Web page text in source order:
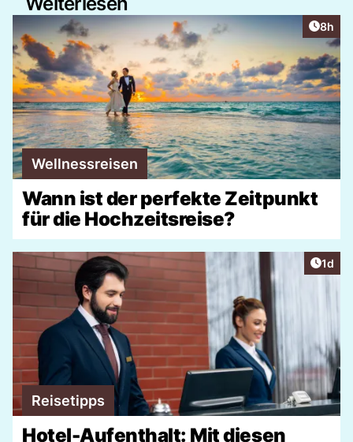
8h
Wellnessreisen
Wann ist der perfekte Zeitpunkt
für die Hochzeitsreise?
1d
Reisetipps
Hotel-Aufenthalt: Mit diesen